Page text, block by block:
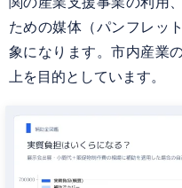
ための媒体（パンフレッ
象になります。市内産業
上を目的としています。